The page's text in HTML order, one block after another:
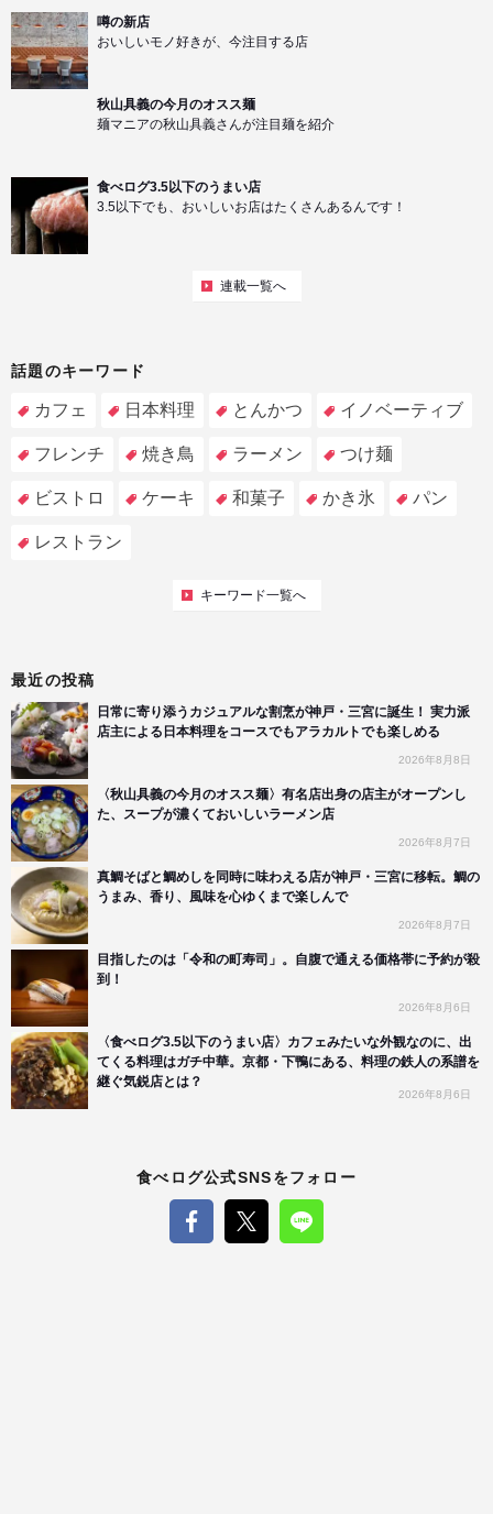
噂の新店
おいしいモノ好きが、今注目する店
秋山具義の今月のオスス麺
麺マニアの秋山具義さんが注目麺を紹介
食べログ3.5以下のうまい店
3.5以下でも、おいしいお店はたくさんあるんです！
連載一覧へ
話題のキーワード
カフェ 日本料理 とんかつ イノベーティブ
フレンチ 焼き鳥 ラーメン つけ麺
ビストロ ケーキ 和菓子 かき氷 パン
レストラン
キーワード一覧へ
最近の投稿
日常に寄り添うカジュアルな割烹が神戸・三宮に誕生！ 実力派
店主による日本料理をコースでもアラカルトでも楽しめる
2026年8月8日
〈秋山具義の今月のオスス麺〉有名店出身の店主がオープンし
た、スープが濃くておいしいラーメン店
2026年8月7日
真鯛そばと鯛めしを同時に味わえる店が神戸・三宮に移転。鯛の
うまみ、香り、風味を心ゆくまで楽しんで
2026年8月7日
目指したのは「令和の町寿司」。自腹で通える価格帯に予約が殺
到！
2026年8月6日
〈食べログ3.5以下のうまい店〉カフェみたいな外観なのに、出
てくる料理はガチ中華。京都・下鴨にある、料理の鉄人の系譜を
継ぐ気鋭店とは？
2026年8月6日
食べログ公式SNSをフォロー